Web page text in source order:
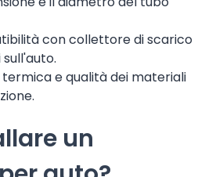
con collettore di scarico
e qualità dei materiali
un